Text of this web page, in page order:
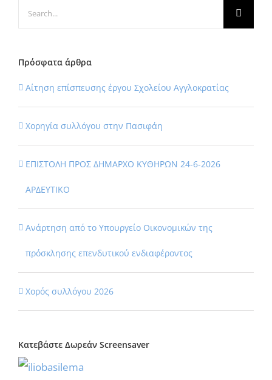
Search
Πρόσφατα άρθρα
Αίτηση επίσπευσης έργου Σχολείου Αγγλοκρατίας
Χορηγία συλλόγου στην Πασιφάη
ΕΠΙΣΤΟΛΗ ΠΡΟΣ ΔΗΜΑΡΧΟ ΚΥΘΗΡΩΝ 24-6-2026
ΑΡΔΕΥΤΙΚΟ
Ανάρτηση από το Υπουργείο Οικονομικών της
πρόσκλησης επενδυτικού ενδιαφέροντος
Χορός συλλόγου 2026
Κατεβάστε Δωρεάν Screensaver